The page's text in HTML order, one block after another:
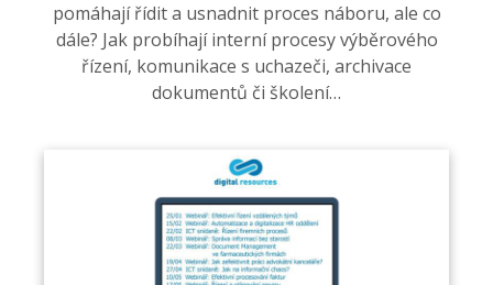
pomáhají řídit a usnadnit proces náboru, ale co
dále? Jak probíhají interní procesy výběrového
řízení, komunikace s uchazeči, archivace
dokumentů či školení…